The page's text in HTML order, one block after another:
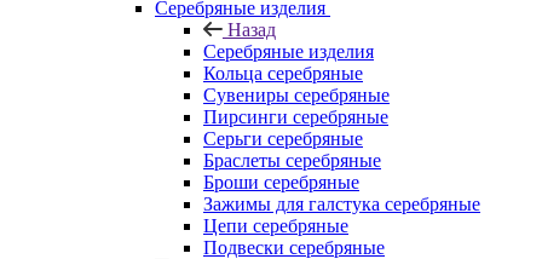
Серебряные изделия
Назад
Серебряные изделия
Кольца серебряные
Сувениры серебряные
Пирсинги серебряные
Серьги серебряные
Браслеты серебряные
Броши серебряные
Зажимы для галстука серебряные
Цепи серебряные
Подвески серебряные